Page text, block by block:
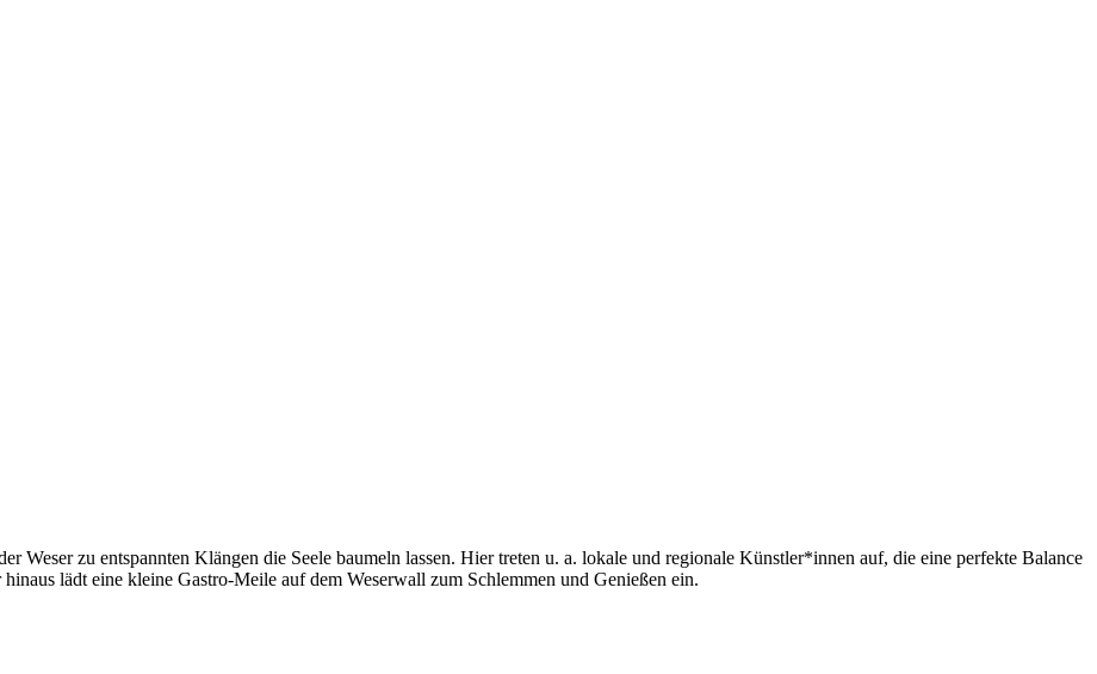
Weser zu entspannten Klängen die Seele baumeln lassen. Hier treten u. a. lokale und regionale Künstler*innen auf, die eine perfekte Balance
lädt eine kleine Gastro-Meile auf dem Weserwall zum Schlemmen und Genießen ein.